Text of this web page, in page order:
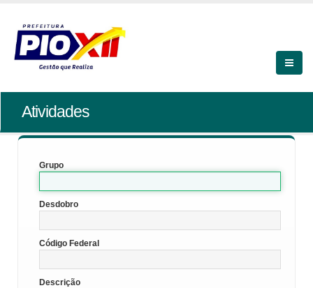
Atividades
Grupo
Desdobro
Código Federal
Descrição